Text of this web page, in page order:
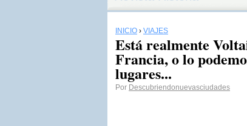
INICIO › VIAJES
Está realmente
Francia, o lo
lugares...
Por Descubriendonuevasciudades